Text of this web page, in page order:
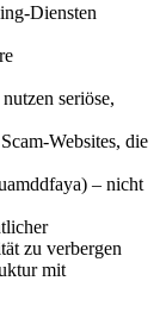
Diensten
seriöse,
Websites, die
– nicht
zu verbergen
mit